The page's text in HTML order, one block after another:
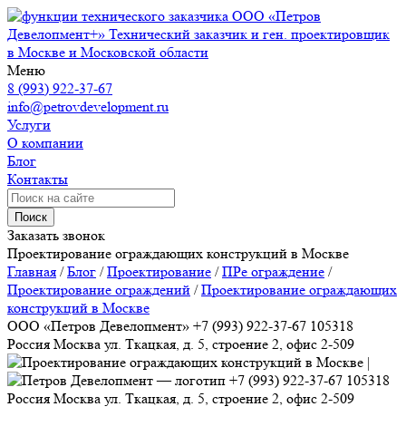
ООО «Петров
Девелопмент+» Технический заказчик и ген. проектировщик
в Москве и Московской области
Меню
8 (993) 922-37-67
info@petrovdevelopment.ru
Услуги
О компании
Блог
Контакты
Поиск
Заказать звонок
Проектирование ограждающих конструкций в Москве
Главная /Блог /Проектирование /ПРе ограждение /
Проектирование ограждений /Проектирование ограждающих
конструкций в Москве
ООО «Петров Девелопмент» +7 (993) 922-37-67 105318
Россия Москва ул. Ткацкая, д. 5, строение 2, офис 2-509
+7 (993) 922-37-67 105318
Россия Москва ул. Ткацкая, д. 5, строение 2, офис 2-509